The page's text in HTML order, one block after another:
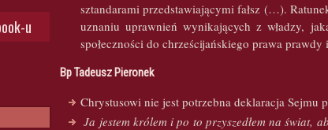
u
sztandarami przedstawiającymi fałsz (…).
uznaniu uprawnień wynikających z władzy,
społeczności do chrześcijańskiego prawa prawdy
Bp Tadeusz Pieronek
Chrystusowi nie jest potrzebna deklaracja Sejmu
Ja jestem królem i po to przyszedłem na świat,